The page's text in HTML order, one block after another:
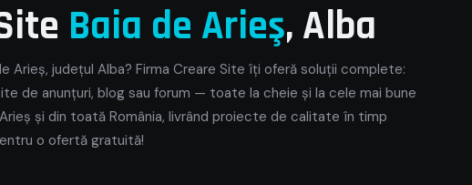
Baia de Arieş, Alba
Arieş, județul Alba? Firma Creare Site îți oferă soluții complete:
de anunțuri, blog sau forum — toate la cheie și la cele mai bune
și din toată România, livrând proiecte de calitate în timp
o ofertă gratuită!